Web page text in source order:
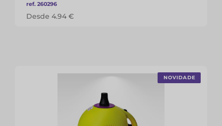
ref. 260296
Desde 4.94 €
NOVIDADE